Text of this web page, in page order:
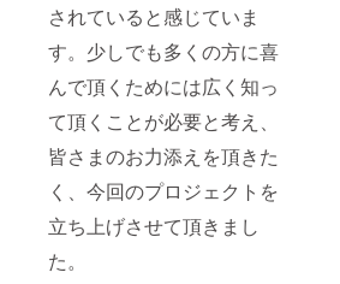
されていると感じていま
す。少しでも多くの方に喜
んで頂くためには広く知っ
て頂くことが必要と考え、
皆さまのお力添えを頂きた
く、今回のプロジェクトを
立ち上げさせて頂きまし
た。